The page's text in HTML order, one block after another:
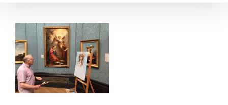
國家藝廊裡魯
本斯的肉味酒
香（下）＠賴
偉峯